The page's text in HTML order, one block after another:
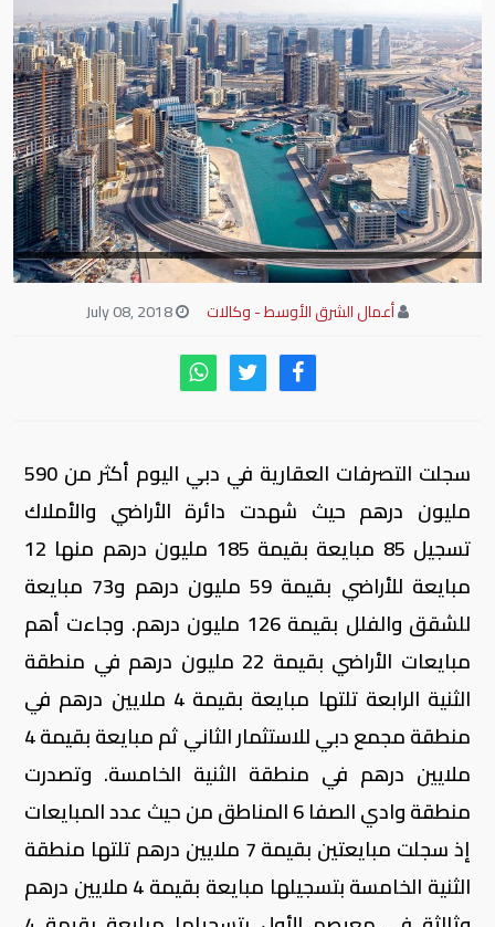
أعمال الشرق الأوسط - وكالات
سجلت التصرفات العقارية في دبي اليوم أكثر من 590
مليون درهم حيث شهدت دائرة الأراضي والأملاك
تسجيل 85 مبايعة بقيمة 185 مليون درهم منها 12
مبايعة للأراضي بقيمة 59 مليون درهم و73 مبايعة
للشقق والفلل بقيمة 126 مليون درهم. وجاءت أهم
مبايعات الأراضي بقيمة 22 مليون درهم في منطقة
الثنية الرابعة تلتها مبايعة بقيمة 4 ملايين درهم في
منطقة مجمع دبي للاستثمار الثاني ثم مبايعة بقيمة 4
ملايين درهم في منطقة الثنية الخامسة. وتصدرت
منطقة وادي الصفا 6 المناطق من حيث عدد المبايعات
إذ سجلت مبايعتين بقيمة 7 ملايين درهم تلتها منطقة
الثنية الخامسة بتسجيلها مبايعة بقيمة 4 ملايين درهم